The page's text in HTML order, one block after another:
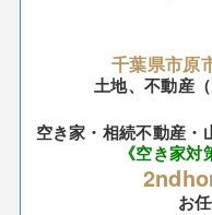
千葉県市原
土地、不動産
空き家・相続不動産・
《空き家対
お